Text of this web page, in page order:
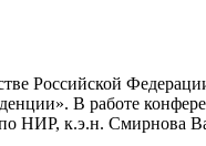
Российской
В работе
НИР, к.э.н. Смирнова